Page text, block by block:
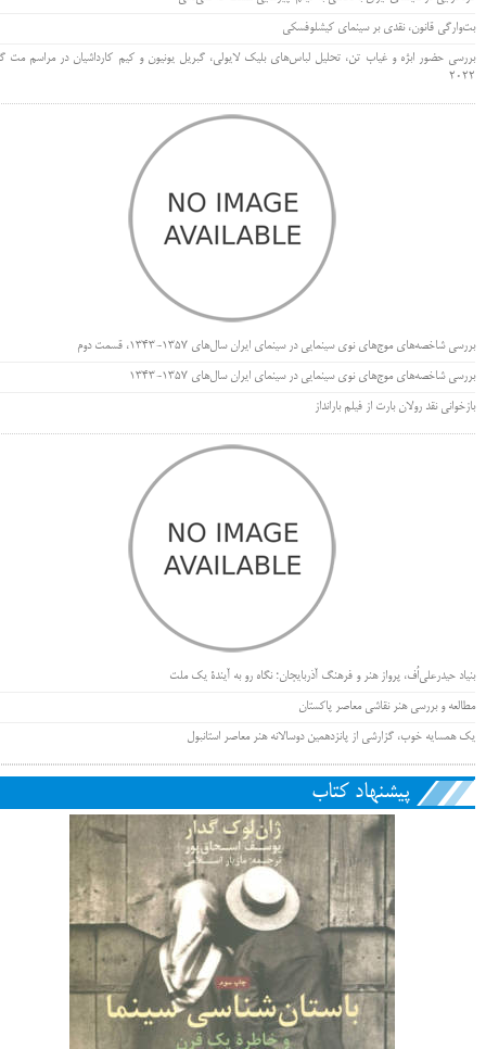
بت‌وارگی قانون، نقدی بر سینمای کیشلوفسکی
بررسی حضور ابژه و غیاب تن، تحلیل لباس‌های بلیک لایولی، گبریل یونیون و کیم کارداشیان در مراسم مت
۲۰۲۲
بررسی شاخصه‌های موج‌های نوی سینمایی در سینمای ایران سال‌های 1357-1343، قسمت دوم
بررسی شاخصه‌های موج‌های نوی سینمایی در سینمای ایران سال‌های 1357-1343
بازخوانی نقد رولان بارت از فیلم بارانداز
بنیاد حیدرعلی‌اُف، پرواز هنر و فرهنگ آذربایجان؛ نگاه رو به آیندۀ یک ملت
مطالعه و بررسی هنر نقاشی معاصر پاکستان
یک همسایه خوب، گزارشی از پانزدهمین دوسالانه هنر معاصر استانبول
پیشنهاد کتاب